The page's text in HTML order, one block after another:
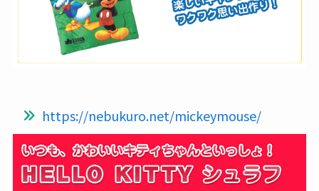
https://nebukuro.net/mickeymouse/